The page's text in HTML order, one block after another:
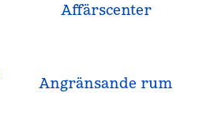
Affärscenter
Angränsande rum